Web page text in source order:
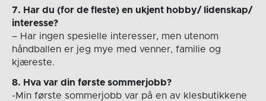
7. Har du (for de fleste) en ukjent hobby/ lidenskap/
interesse?
– Har ingen spesielle interesser, men utenom
håndballen er jeg mye med venner, familie og
kjæreste.
8. Hva var din første sommerjobb?
-Min første sommerjobb var på en av klesbutikkene